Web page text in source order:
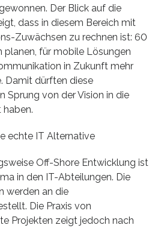
Der Blick auf die
dass in diesem Bereich mit
Zuwächsen zu rechnen ist: 60
planen, für mobile Lösungen
in Zukunft mehr
Damit dürften diese
Sprung von der Vision in die
echte IT Alternative
Off-Shore Entwicklung ist
in den IT-Abteilungen. Die
werden an die
Die Praxis von
Projekten zeigt jedoch nach